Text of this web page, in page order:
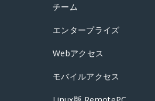
チーム
エンタープライズ
Webアクセス
モバイルアクセス